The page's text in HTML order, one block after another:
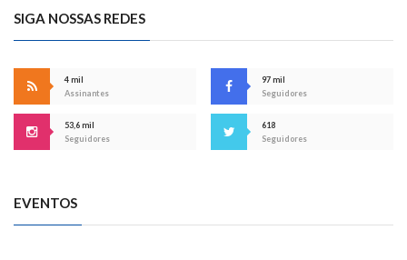
SIGA NOSSAS REDES
4 mil
Assinantes
97 mil
Seguidores
53,6 mil
Seguidores
618
Seguidores
EVENTOS